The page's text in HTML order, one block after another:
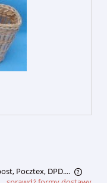
Pocztex, DPD....